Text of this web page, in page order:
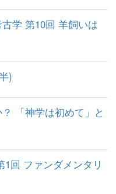
学 第10回 羊飼いは
)
「神学は初めて」と
1回 ファンダメンタリ